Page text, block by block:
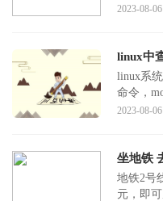
2023-08-06
linux系
命令，
2023-08-06
坐地铁
地铁2号
元，即